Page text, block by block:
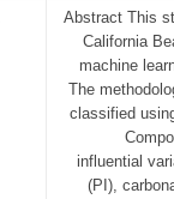
Abstract This
California
machine
The
classified
influential
(PI),